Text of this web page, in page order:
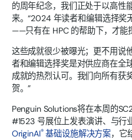
的周年纪念，我们正处于以高性
来。“2024 年读者和编辑选择奖
——只有在 HPC 的帮助下，才能
这些成就很少被曝光；更不用说
者和编辑选择奖是对供应商在全
成就的热烈认可。我们向所有获
贺。”
Penguin Solutions将在本周的
#1523 号展位上发表演讲、与行
OriginAI®基础设施解决方案，它